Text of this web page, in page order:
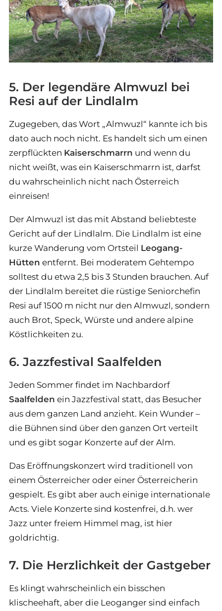
5. Der legendäre Almwuzl bei
Resi auf der Lindlalm
Zugegeben, das Wort „Almwuzl“ kannte ich bis
dato auch noch nicht. Es handelt sich um einen
zerpflückten Kaiserschmarrn und wenn du
nicht weißt, was ein Kaiserschmarrn ist, darfst
du wahrscheinlich nicht nach Österreich
einreisen!
Der Almwuzl ist das mit Abstand beliebteste
Gericht auf der Lindlalm. Die Lindlalm ist eine
kurze Wanderung vom Ortsteil Leogang-
Hütten entfernt. Bei moderatem Gehtempo
solltest du etwa 2,5 bis 3 Stunden brauchen. Auf
der Lindlalm bereitet die rüstige Seniorchefin
Resi auf 1500 m nicht nur den Almwuzl, sondern
auch Brot, Speck, Würste und andere alpine
Köstlichkeiten zu.
6. Jazzfestival Saalfelden
Jeden Sommer findet im Nachbardorf
Saalfelden ein Jazzfestival statt, das Besucher
aus dem ganzen Land anzieht. Kein Wunder –
die Bühnen sind über den ganzen Ort verteilt
und es gibt sogar Konzerte auf der Alm.
Das Eröffnungskonzert wird traditionell von
einem Österreicher oder einer Österreicherin
gespielt. Es gibt aber auch einige internationale
Acts. Viele Konzerte sind kostenfrei, d.h. wer
Jazz unter freiem Himmel mag, ist hier
goldrichtig.
7. Die Herzlichkeit der Gastgeber
Es klingt wahrscheinlich ein bisschen
klischeehaft, aber die Leoganger sind einfach